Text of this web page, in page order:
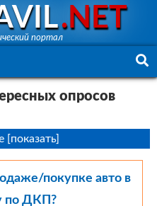
.NET
портал
опросов
[показать]
покупке авто в
по ДКП?